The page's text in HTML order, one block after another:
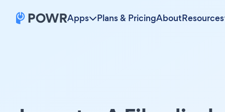
Apps Plans & PricingAboutResources